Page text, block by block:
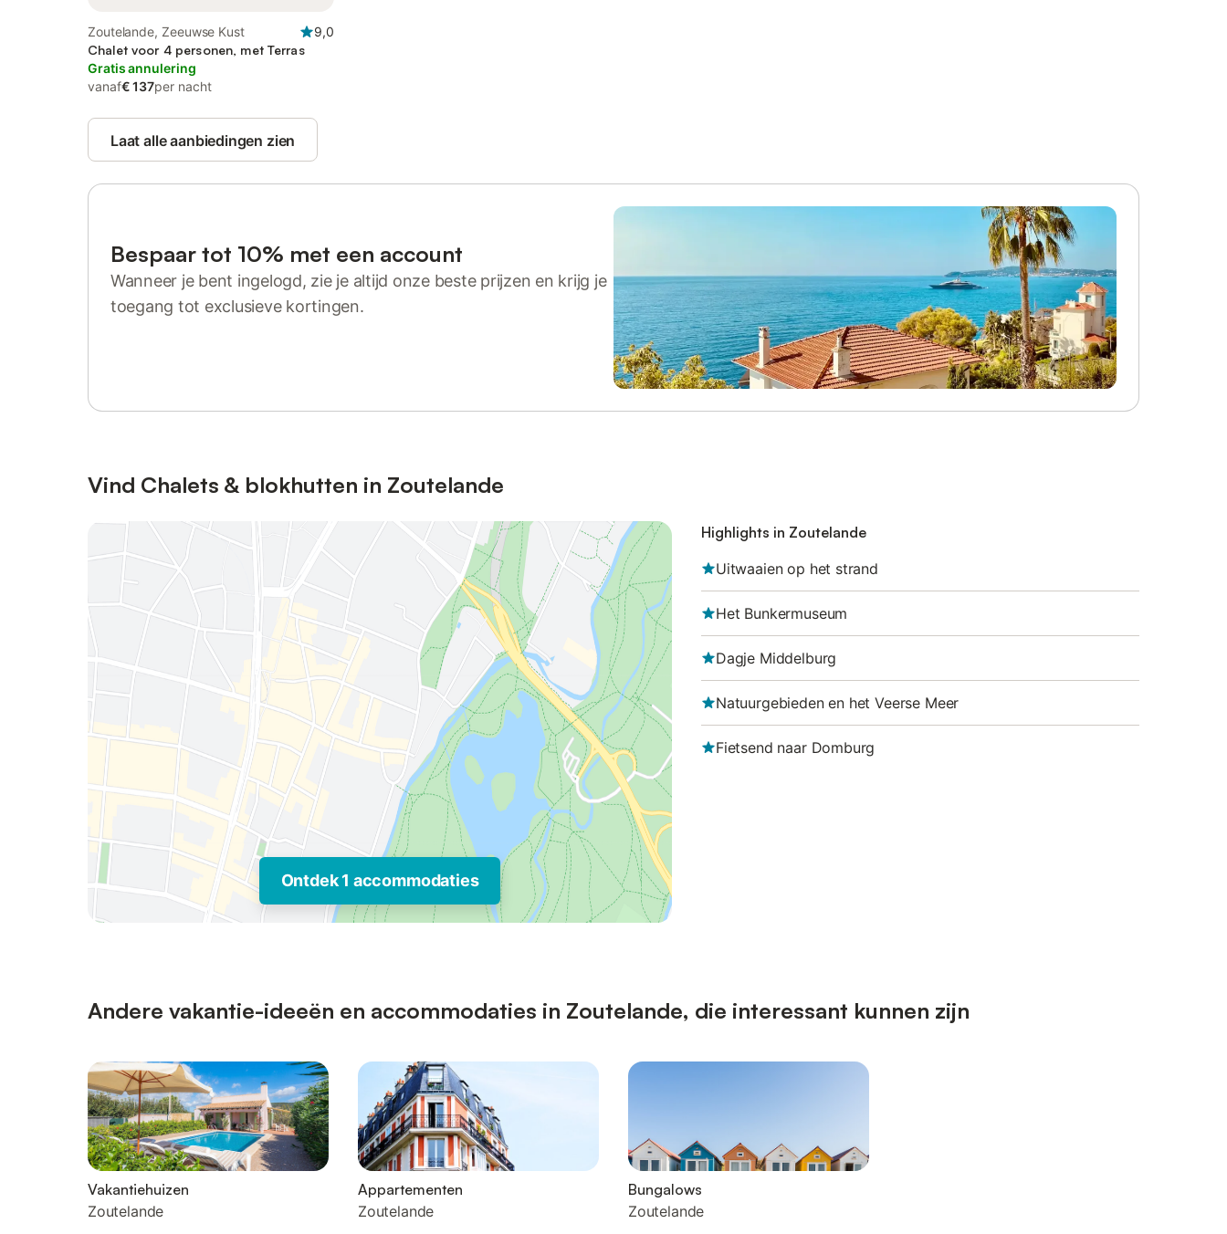
Zoutelande, Zeeuwse Kust
9,0
Chalet voor 4 personen, met Terras
Gratis annulering
vanaf€ 137per nacht
Laat alle aanbiedingen zien
Bespaar tot 10% met een account
Wanneer je bent ingelogd, zie je altijd onze beste prijzen en krijg je
toegang tot exclusieve kortingen.
Vind Chalets & blokhutten in Zoutelande
Ontdek 1 accommodaties
Highlights in Zoutelande
Uitwaaien op het strand
Het Bunkermuseum
Dagje Middelburg
Natuurgebieden en het Veerse Meer
Fietsend naar Domburg
Andere vakantie-ideeën en accommodaties in Zoutelande, die interessant kunnen zijn
Vakantiehuizen
Zoutelande
Appartementen
Zoutelande
Bungalows
Zoutelande